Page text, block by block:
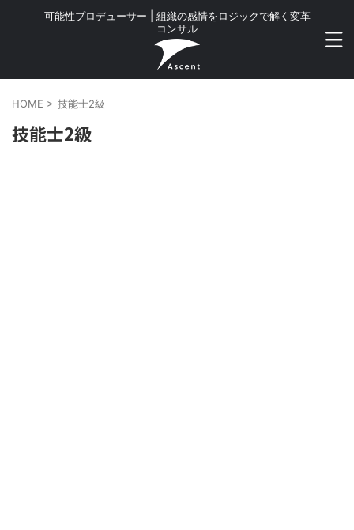
可能性プロデューサー | 組織の感情をロジックで解く変革
コンサル
HOME > 技能士2級
技能士2級